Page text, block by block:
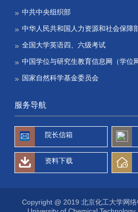
中共中央组织部
中华人民共和国人力资源和社会保障
全国大学英语四、六级考试
中国学位与研究生教育信息网（学位
国家自然科学基金委员会
服务导航
院长信箱
资料下载
Copyright @ 2019 北京化工大学网络